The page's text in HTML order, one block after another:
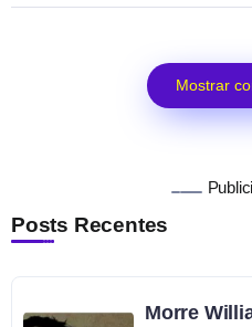
Mostrar
Posts Recentes
Morre